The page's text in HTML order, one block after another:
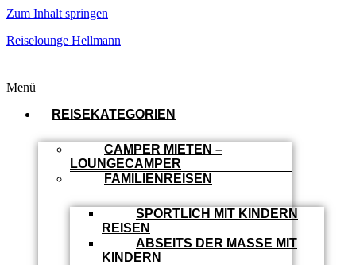
Zum Inhalt springen
Reiselounge Hellmann
Menü
REISEKATEGORIEN
CAMPER MIETEN –
LOUNGECAMPER
FAMILIENREISEN
SPORTLICH MIT KINDERN
REISEN
ABSEITS DER MASSE MIT
KINDERN